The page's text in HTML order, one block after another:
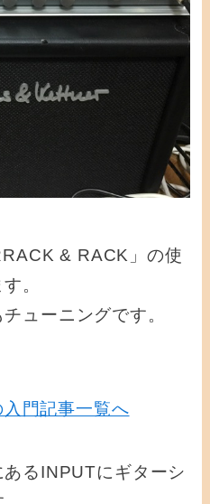
& RACK」の使
。
ューニングです。
門記事一覧へ
るINPUTにギターシ